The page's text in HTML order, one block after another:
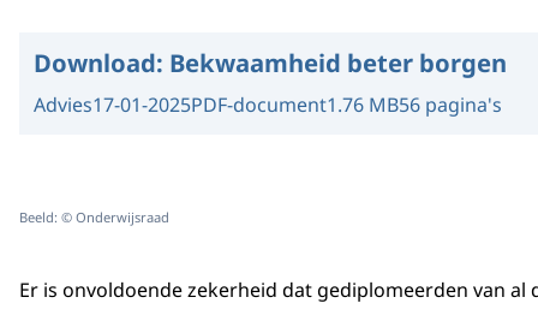
Download: Bekwaamheid beter borgen
Advies17-01-2025PDF-document1.76 MB56 pagina's
Beeld: © Onderwijsraad
Er is onvoldoende zekerheid dat gediplomeerden van